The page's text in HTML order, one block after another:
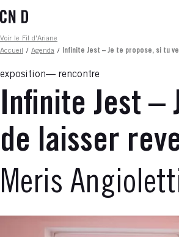
au
principal
Fil d'ariane
Voir le Fil d'Ariane
Accueil
/ Agenda / Infinite Jest – Je te propose, si tu
exposition rencontre
Infinite Jest –
de laisser
Meris